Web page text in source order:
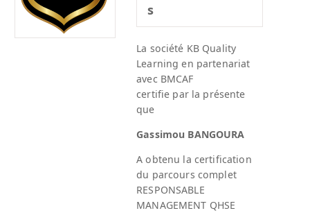
s
La société KB Quality
Learning en partenariat
avec BMCAF
certifie par la présente
que
Gassimou BANGOURA
A obtenu la certification
du parcours complet
RESPONSABLE
MANAGEMENT QHSE